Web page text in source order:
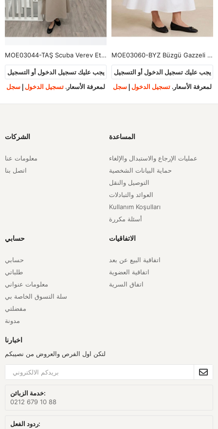
MOE03044-TAŞ Scuba Verev Etek-Taş
يجب عليك تسجيل الدخول أو التسجيل
لمعرفة الأسعار. تسجيل الدخول | سجل
MOE03060-BYZ Büzgü Gazzeli Soft Etek-Beyaz
يجب عليك تسجيل الدخول أو التسجيل
لمعرفة الأسعار. تسجيل الدخول | سجل
الشركات
معلومات عنا
اتصل بنا
المساعدة
عمليات الإرجاع والاستبدال والإلغاء
حماية البيانات الشخصية
التوصيل والنقل
العوائد والتبادلات
Kullanım Koşulları
أسئلة مكررة
حسابي
حسابي
طلباتي
معلومات عنواني
سلة التسوق الخاصة بي
مفضلتي
مدونة
الاتفاقيات
اتفاقية البيع عن بعد
اتفاقية العضوية
اتفاق السرية
اخبارنا
لتكن اول الفرص والعروض من نصيبكم
خدمة الزبائن:
0212 679 10 88
ردود الفعل: